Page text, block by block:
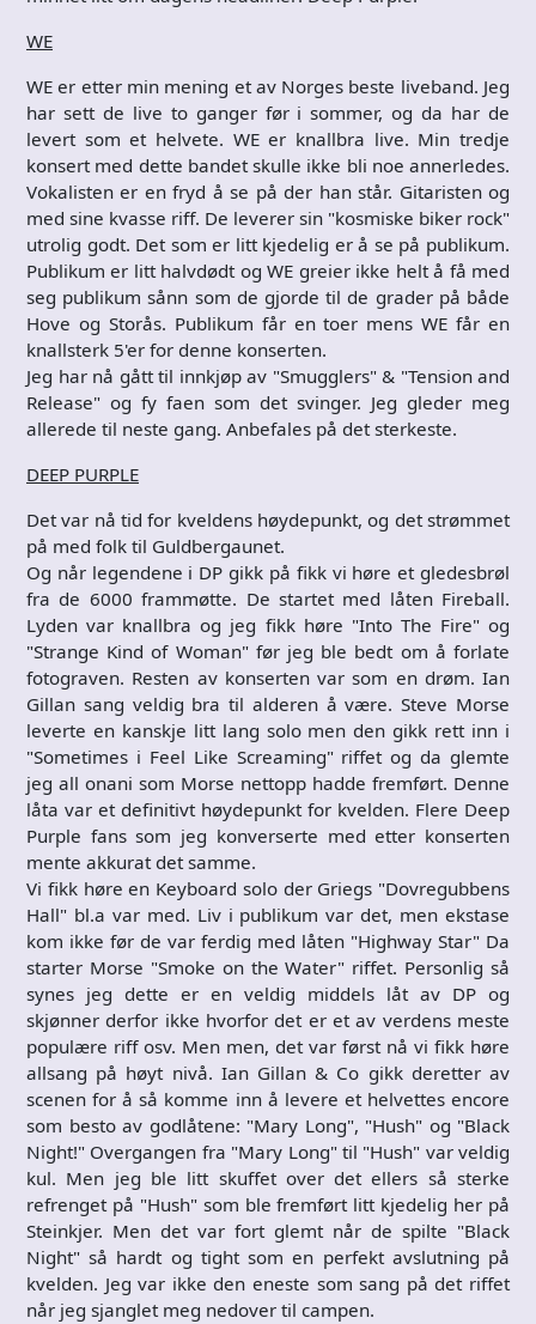
WE
WE er etter min mening et av Norges beste liveband. Jeg
har sett de live to ganger før i sommer, og da har de
levert som et helvete. WE er knallbra live. Min tredje
konsert med dette bandet skulle ikke bli noe annerledes.
Vokalisten er en fryd å se på der han står. Gitaristen og
med sine kvasse riff. De leverer sin "kosmiske biker rock"
utrolig godt. Det som er litt kjedelig er å se på publikum.
Publikum er litt halvdødt og WE greier ikke helt å få med
seg publikum sånn som de gjorde til de grader på både
Hove og Storås. Publikum får en toer mens WE får en
knallsterk 5'er for denne konserten.
Jeg har nå gått til innkjøp av "Smugglers" & "Tension and
Release" og fy faen som det svinger. Jeg gleder meg
allerede til neste gang. Anbefales på det sterkeste.
DEEP PURPLE
Det var nå tid for kveldens høydepunkt, og det strømmet
på med folk til Guldbergaunet.
Og når legendene i DP gikk på fikk vi høre et gledesbrøl
fra de 6000 frammøtte. De startet med låten Fireball.
Lyden var knallbra og jeg fikk høre "Into The Fire" og
"Strange Kind of Woman" før jeg ble bedt om å forlate
fotograven. Resten av konserten var som en drøm. Ian
Gillan sang veldig bra til alderen å være. Steve Morse
leverte en kanskje litt lang solo men den gikk rett inn i
"Sometimes i Feel Like Screaming" riffet og da glemte
jeg all onani som Morse nettopp hadde fremført. Denne
låta var et definitivt høydepunkt for kvelden. Flere Deep
Purple fans som jeg konverserte med etter konserten
mente akkurat det samme.
Vi fikk høre en Keyboard solo der Griegs "Dovregubbens
Hall" bl.a var med. Liv i publikum var det, men ekstase
kom ikke før de var ferdig med låten "Highway Star" Da
starter Morse "Smoke on the Water" riffet. Personlig så
synes jeg dette er en veldig middels låt av DP og
skjønner derfor ikke hvorfor det er et av verdens meste
populære riff osv. Men men, det var først nå vi fikk høre
allsang på høyt nivå. Ian Gillan & Co gikk deretter av
scenen for å så komme inn å levere et helvettes encore
som besto av godlåtene: "Mary Long", "Hush" og "Black
Night!" Overgangen fra "Mary Long" til "Hush" var veldig
kul. Men jeg ble litt skuffet over det ellers så sterke
refrenget på "Hush" som ble fremført litt kjedelig her på
Steinkjer. Men det var fort glemt når de spilte "Black
Night" så hardt og tight som en perfekt avslutning på
kvelden. Jeg var ikke den eneste som sang på det riffet
når jeg sjanglet meg nedover til campen.